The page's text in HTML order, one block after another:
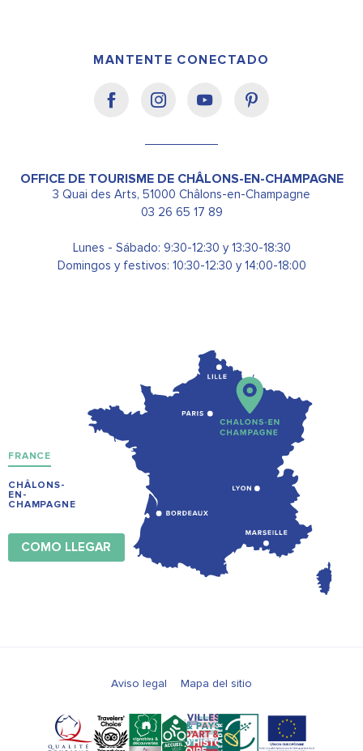
MANTENTE CONECTADO
OFFICE DE TOURISME DE CHÂLONS-EN-CHAMPAGNE
3 Quai des Arts, 51000 Châlons-en-Champagne
03 26 65 17 89
Lunes - Sábado: 9:30-12:30 y 13:30-18:30
Domingos y festivos: 10:30-12:30 y 14:00-18:00
FRANCE
CHÂLONS-
EN-
CHAMPAGNE
COMO LLEGAR
Aviso legal Mapa del sitio